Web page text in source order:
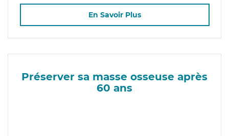
En Savoir Plus
Préserver sa masse osseuse après
60 ans